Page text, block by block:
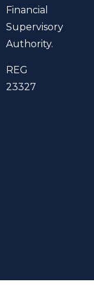
Financial
Supervisory
Authority.
REG
23327